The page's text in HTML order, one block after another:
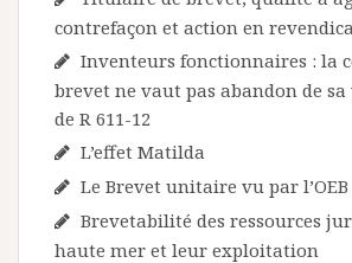
contrefaçon et action en
Inventeurs fonctionnaires : la
brevet ne vaut pas abandon de
de R 611-12
L’effet Matilda
Le Brevet unitaire vu par l’OEB
Brevetabilité des ressources
haute mer et leur exploitation